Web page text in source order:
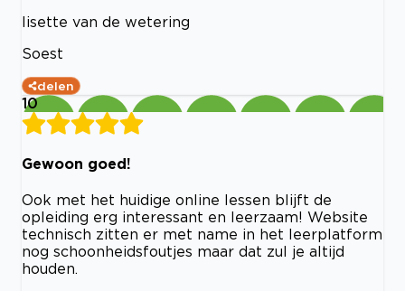
lisette van de wetering
Soest
delen
10
Gewoon goed!
Ook met het huidige online lessen blijft de
opleiding erg interessant en leerzaam! Website
technisch zitten er met name in het leerplatform
nog schoonheidsfoutjes maar dat zul je altijd
houden.